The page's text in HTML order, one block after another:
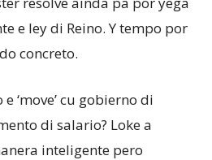
e ley di Reino. Y tempo por
concreto.
‘move’ cu gobierno di
di salario? Loke a
inteligente pero